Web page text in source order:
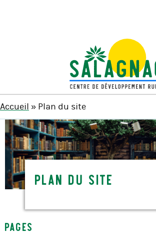
SALAGNAC
Accueil » Plan du site
Plan du site
Pages